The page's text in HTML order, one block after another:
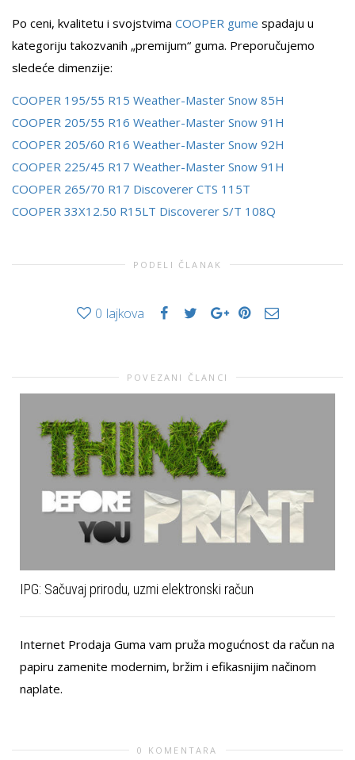
Po ceni, kvalitetu i svojstvima COOPER gume spadaju u
kategoriju takozvanih „premijum“ guma. Preporučujemo
sledeće dimenzije:
COOPER 195/55 R15 Weather-Master Snow 85H
COOPER 205/55 R16 Weather-Master Snow 91H
COOPER 205/60 R16 Weather-Master Snow 92H
COOPER 225/45 R17 Weather-Master Snow 91H
COOPER 265/70 R17 Discoverer CTS 115T
COOPER 33X12.50 R15LT Discoverer S/T 108Q
PODELI ČLANAK
0 lajkova
POVEZANI ČLANCI
IPG: Sačuvaj prirodu, uzmi elektronski račun
Internet Prodaja Guma vam pruža mogućnost da račun na
papiru zamenite modernim, bržim i efikasnijim načinom
naplate.
0 KOMENTARA